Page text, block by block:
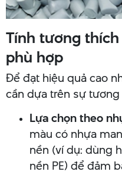
Tính tương
phù hợp
Để đạt hiệu quả cao
cần dựa trên sự
Lựa chọn theo
màu có nhựa
nền (ví dụ: dùng
nền PE) để đảm